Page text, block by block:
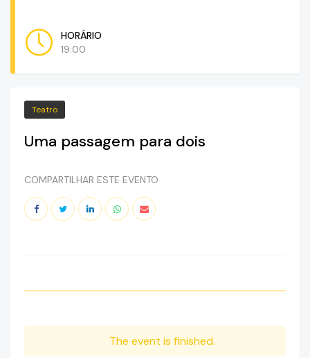
HORÁRIO
19:00
Teatro
Uma passagem para dois
COMPARTILHAR ESTE EVENTO
The event is finished.